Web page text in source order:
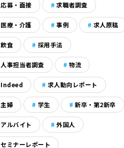
応募・面接 求職者調査
医療・介護 事例 求人原稿
飲食 採用手法
人事担当者調査 物流
Indeed 求人動向レポート
主婦 学生 新卒・第2新卒
アルバイト 外国人
セミナーレポート